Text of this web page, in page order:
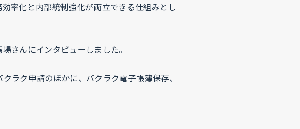
率化と内部統制強化が両立できる仕組みとし
さんにインタビューしました。
ラク申請のほかに、バクラク電子帳簿保存、